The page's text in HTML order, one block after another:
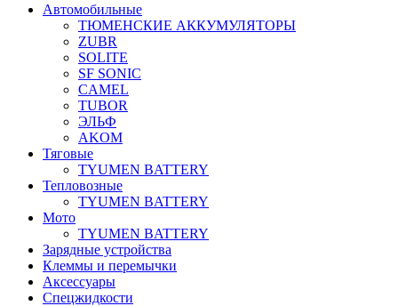
Автомобильные
ТЮМЕНСКИЕ АККУМУЛЯТОРЫ
ZUBR
SOLITE
SF SONIC
CAMEL
TUBOR
ЭЛЬФ
AKOM
Тяговые
TYUMEN BATTERY
Тепловозные
TYUMEN BATTERY
Мото
TYUMEN BATTERY
Зарядные устройства
Клеммы и перемычки
Аксессуары
Спецжидкости